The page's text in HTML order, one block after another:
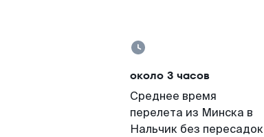
около 3 часов
Среднее время
перелета из Минска в
Нальчик без пересадок